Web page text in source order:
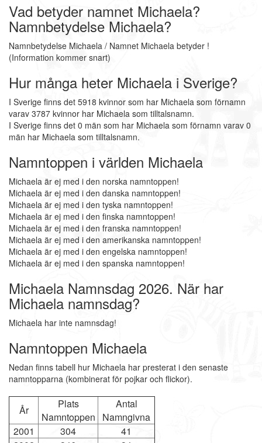
Vad betyder namnet Michaela?
Namnbetydelse Michaela?
Namnbetydelse Michaela / Namnet Michaela betyder !
(Information kommer snart)
Hur många heter Michaela i Sverige?
I Sverige finns det 5918 kvinnor som har Michaela som förnamn
varav 3787 kvinnor har Michaela som tilltalsnamn.
I Sverige finns det 0 män som har Michaela som förnamn varav 0
män har Michaela som tilltalsnamn.
Namntoppen i världen Michaela
Michaela är ej med i den norska namntoppen!
Michaela är ej med i den danska namntoppen!
Michaela är ej med i den tyska namntoppen!
Michaela är ej med i den finska namntoppen!
Michaela är ej med i den franska namntoppen!
Michaela är ej med i den amerikanska namntoppen!
Michaela är ej med i den engelska namntoppen!
Michaela är ej med i den spanska namntoppen!
Michaela Namnsdag 2026. När har
Michaela namnsdag?
Michaela har inte namnsdag!
Namntoppen Michaela
Nedan finns tabell hur Michaela har presterat i den senaste
namntopparna (kombinerat för pojkar och flickor).
År
Plats
Namntoppen
Antal
Namngivna
2001
304
41